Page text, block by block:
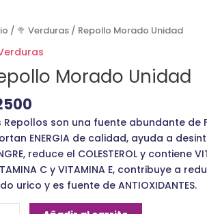
/ 🥦 Verduras / Repollo Morado Unidad
Morado Unidad
Repollos son una fuente abundante de
ENERGIA de calidad, ayuda a
reduce el COLESTEROL y contiene
C y VITAMINA E, contribuye a
urico y es fuente de ANTIOXIDANTES.